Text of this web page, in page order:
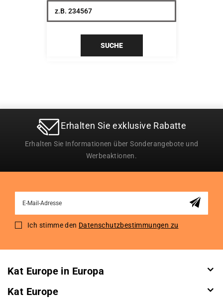
SUCHE
Erhalten Sie exklusive Rabatte
Erhalten Sie Informationen über Sonderangebote und
Werbeaktionen.
for
Ich stimme den Datenschutzbestimmungen zu
Kat Europe in Europa
Kat Europe